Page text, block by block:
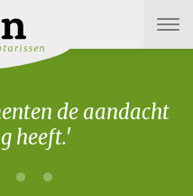
de aandacht
heeft.'